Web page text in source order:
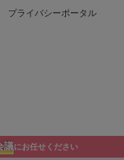
議にお任せください
プライバシーポータル
Reserved.